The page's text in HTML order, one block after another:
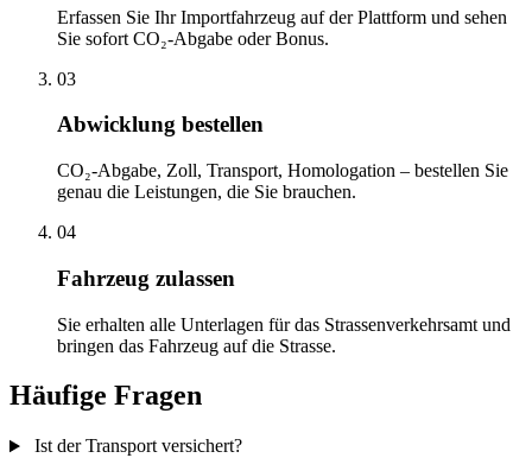
Erfassen Sie Ihr Importfahrzeug auf der Plattform und sehen
Sie sofort CO₂-Abgabe oder Bonus.
03
Abwicklung bestellen
CO₂-Abgabe, Zoll, Transport, Homologation – bestellen Sie
genau die Leistungen, die Sie brauchen.
04
Fahrzeug zulassen
Sie erhalten alle Unterlagen für das Strassenverkehrsamt und
bringen das Fahrzeug auf die Strasse.
Häufige Fragen
Ist der Transport versichert?